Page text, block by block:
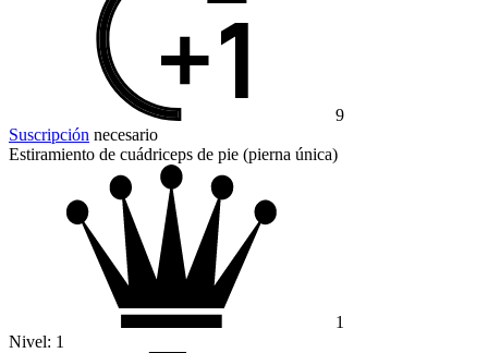
9
Suscripción necesario
Estiramiento de cuádriceps de pie (pierna única)
1
Nivel: 1